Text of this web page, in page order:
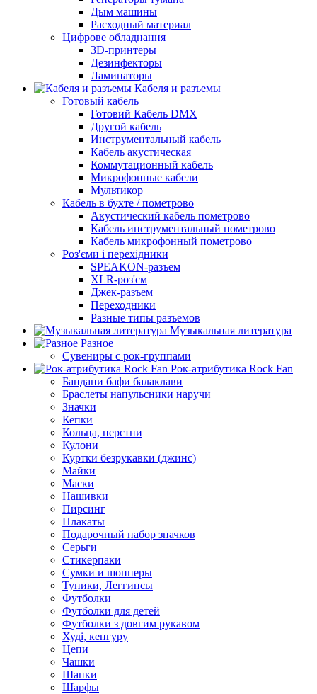
Дым машины
Расходный материал
Цифрове обладнання
3D-принтеры
Дезинфекторы
Ламинаторы
Кабеля и разъемы
Готовый кабель
Готовий Кабель DMX
Другой кабель
Инструментальный кабель
Кабель акустическая
Коммутационный кабель
Микрофонные кабели
Мультикор
Кабель в бухте / пометрово
Акустический кабель пометрово
Кабель инструментальный пометрово
Кабель микрофонный пометрово
Роз'єми і перехідники
SPEAKON-разъем
XLR-роз'єм
Джек-разъем
Переходники
Разные типы разъемов
Музыкальная литература
Разное
Сувениры с рок-группами
Рок-атрибутика Rock Fan
Бандани бафи балаклави
Браслеты напульсники наручи
Значки
Кепки
Кольца, перстни
Кулони
Куртки безрукавки (джинс)
Майки
Маски
Нашивки
Пирсинг
Плакаты
Подарочный набор значков
Серьги
Стикерпаки
Сумки и шопперы
Туники, Леггинсы
Футболки
Футболки для детей
Футболки з довгим рукавом
Худі, кенгуру
Цепи
Чашки
Шапки
Шарфы